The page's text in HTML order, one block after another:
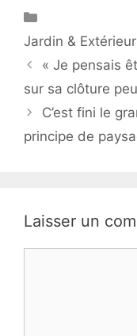
Jardin & Extérieur
« Je pensais
sur sa clôture
C’est fini le
principe de
Laisser un